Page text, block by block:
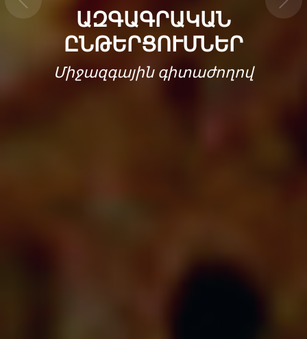
ԱԶԳԱԳՐԱԿԱՆ
ԸՆԹԵՐՑՈՒՄՆԵՐ
Միջազգային գիտաժողով